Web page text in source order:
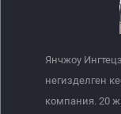
Янчжоу
негизделген
компания. 20